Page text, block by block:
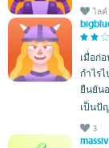
ไลค์
เมื่อก่
กำไร
ยืนยัน
เป็นปั
3